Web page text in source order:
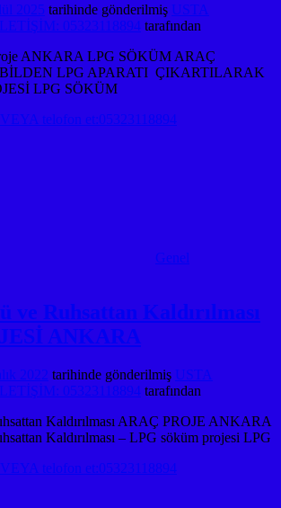
2025 tarihinde gönderilmiş USTA
05323118894 tarafından
ANKARA LPG SÖKÜM ARAÇ
LPG APARATI ÇIKARTILARAK
LPG SÖKÜM
telofon et:05323118894
Genel
ve Ruhsattan Kaldırılması
ANKARA
2022 tarihinde gönderilmiş USTA
05323118894 tarafından
Kaldırılması ARAÇ PROJE ANKARA
Kaldırılması – LPG söküm projesi LPG
telofon et:05323118894